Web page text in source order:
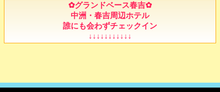
✿グランドベース春吉✿
中洲・春吉周辺ホテル
誰にも会わずチェックイン
↓↓↓↓↓↓↓↓↓↓↓